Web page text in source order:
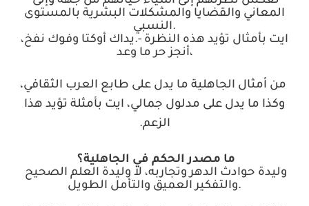
المعاني والقضايا والمشكلات البشرية بالمستوى
النسبي.
ايت بأمثال تؤيد هذه النظرة -.يداك أوكتا وفوك نفخ،
أنجز حر ما وعد،
من أمثال الجاهلية ما يدل على طابع العرب الثقافي،
وكذا ما يدل على مدلول جمالي، ايت بأمثلة تؤيد هذا
الزعم.
ما مصدر الحكم في الجاهلية؟
وليدة حوادث الدهر وتجاربه، لا وليدة العلم الصحيح
والتفكير العميق والتأمل الطويل.